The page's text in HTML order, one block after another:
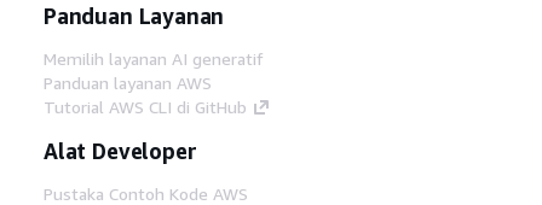
Panduan Layanan
Memilih layanan AI generatif
Panduan layanan AWS
Tutorial AWS CLI di GitHub
Alat Developer
Pustaka Contoh Kode AWS